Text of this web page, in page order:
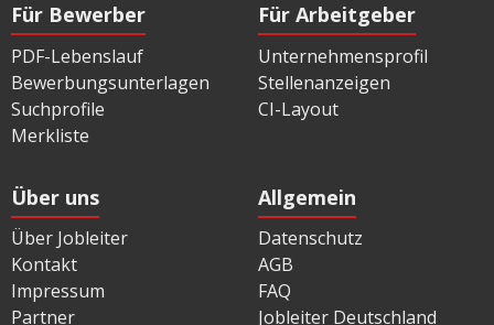
Für Bewerber
PDF-Lebenslauf
Bewerbungsunterlagen
Suchprofile
Merkliste
Für Arbeitgeber
Unternehmensprofil
Stellenanzeigen
CI-Layout
Über uns
Über Jobleiter
Kontakt
Impressum
Partner
Allgemein
Datenschutz
AGB
FAQ
Jobleiter Deutschland